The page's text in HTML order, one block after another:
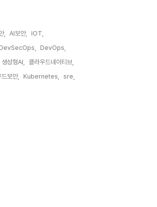
, AI보안,
IOT,
DevSecOps,
DevOps,
생성형AI,
클라우드네이티브,
보안, Kubernetes,
sre,